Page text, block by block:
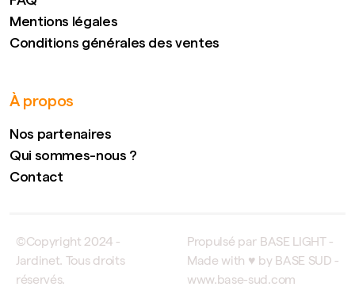
Mentions légales
Conditions générales des ventes
À propos
Nos partenaires
Qui sommes-nous ?
Contact
©Copyright 2024 -
Jardinet. Tous droits
réservés.
Propulsé par BASE LIGHT -
Made with ♥ by BASE SUD -
www.base-sud.com